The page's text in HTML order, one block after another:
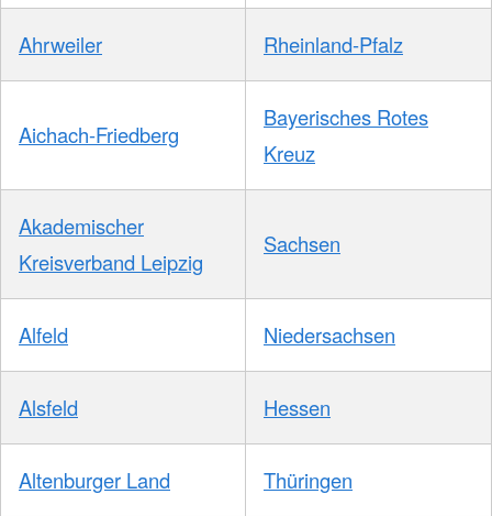
Ahrweiler Rheinland-Pfalz
Aichach-Friedberg
Bayerisches Rotes
Kreuz
Akademischer
Kreisverband Leipzig
Sachsen
Alfeld Niedersachsen
Alsfeld Hessen
Altenburger Land Thüringen